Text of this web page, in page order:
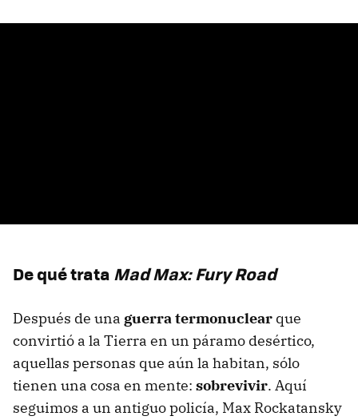
De qué trataMad Max: Fury Road
Después de una guerra termonuclear que
convirtió a la Tierra en un páramo desértico,
aquellas personas que aún la habitan, sólo
tienen una cosa en mente: sobrevivir. Aquí
seguimos a un antiguo policía, Max Rockatansky